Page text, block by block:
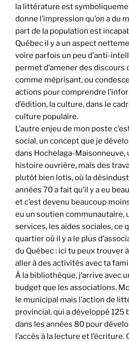
la littérature est
donne l’impression qu’on a du
part de la population est
Québec il y a un aspect
voire parfois un peu d’anti-
permet d’amener des discours
comme méprisant, ou
actions pour comprendre
d’édition, la culture, dans le
culture populaire.
L’autre enjeu de mon poste
social, un concept que je
dans Hochelaga-Maisonneuve,
histoire ouvrière, mais des
plutôt bien lotis, où la
années 70 a fait qu’il y a eu
et c’est devenu beaucoup
eu un soutien communautaire,
services, les aides sociales, ce
quartier où il y a le plus
du Québec : ici tu peux trouver
aller à des activités avec ta
À la bibliothèque, j’arrive avec
budget que les associations.
le municipal mais l’action de
provincial, qui a développé 125
dans les années 80 pour
l’accès à la lecture et